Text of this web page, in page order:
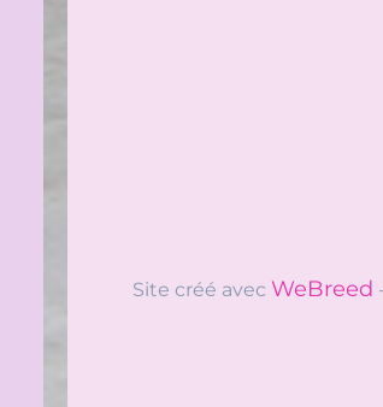
Site créé avec WeBreed